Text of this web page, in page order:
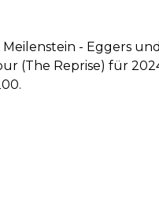
Meilenstein - Eggers
(The Reprise) für